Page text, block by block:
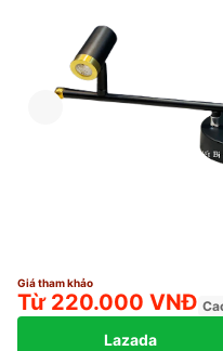
Giá tham khảo
Từ 220.000 VNĐ
Lazada